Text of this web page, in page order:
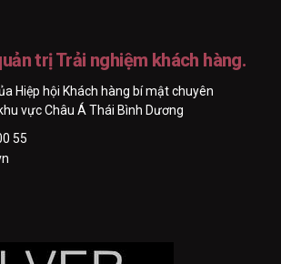
trị Trải nghiệm khách hàng.
Hiệp hội Khách hàng bí mật chuyên
vực Châu Á Thái Bình Dương
55